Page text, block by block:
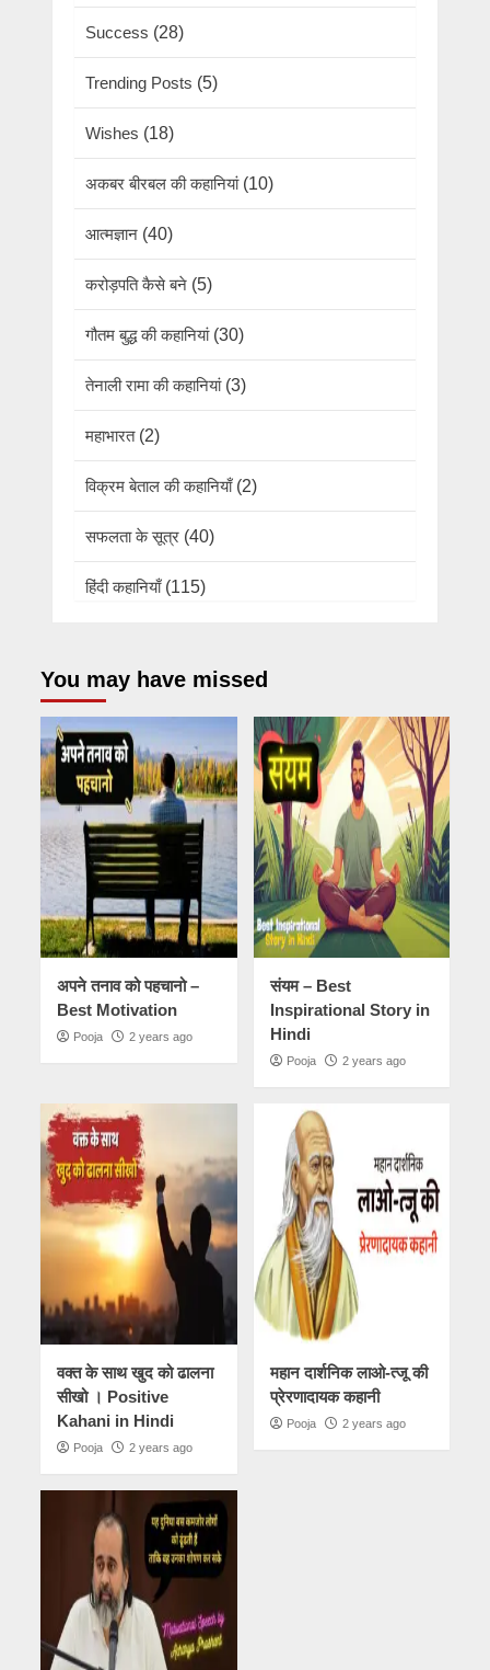
Success (28)
Trending Posts (5)
Wishes (18)
अकबर बीरबल की कहानियां(10)
आत्मज्ञान (40)
करोड़पति कैसे बने (5)
गौतम बुद्ध की कहानियां(30)
तेनाली रामा की कहानियां(3)
महाभारत(2)
विक्रम बेताल की कहानियाँ(2)
सफलता के सूत्र (40)
हिंदी कहानियाँ(115)
You may have missed
अपने तनाव को पहचानो –
Best Motivation
Pooja 2 years ago
संयम – Best
Inspirational Story in
Hindi
Pooja 2 years ago
वक्त के साथ खुद को ढालना
सीखो । Positive
Kahani in Hindi
Pooja 2 years ago
महान दार्शनिक लाओ-त्जू की
प्रेरणादायक कहानी
Pooja 2 years ago